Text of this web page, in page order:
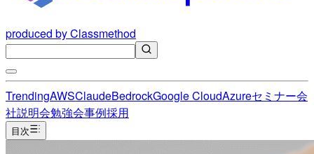
produced by Classmethod
TrendingAWSClaudeBedrockGoogle CloudAzureセミナー会
社説明会勉強会事例採用
目次